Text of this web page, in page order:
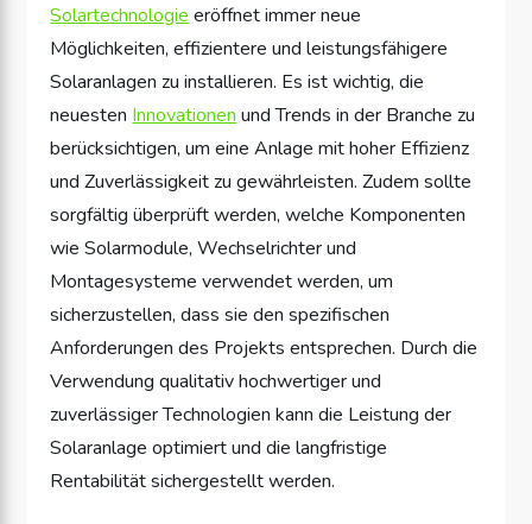
Solartechnologie eröffnet immer neue
Möglichkeiten, effizientere und leistungsfähigere
Solaranlagen zu installieren. Es ist wichtig, die
neuesten Innovationen und Trends in der Branche zu
berücksichtigen, um eine Anlage mit hoher Effizienz
und Zuverlässigkeit zu gewährleisten. Zudem sollte
sorgfältig überprüft werden, welche Komponenten
wie Solarmodule, Wechselrichter und
Montagesysteme verwendet werden, um
sicherzustellen, dass sie den spezifischen
Anforderungen des Projekts entsprechen. Durch die
Verwendung qualitativ hochwertiger und
zuverlässiger Technologien kann die Leistung der
Solaranlage optimiert und die langfristige
Rentabilität sichergestellt werden.